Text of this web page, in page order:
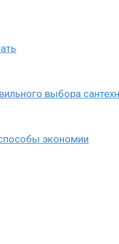
выбора
экономии